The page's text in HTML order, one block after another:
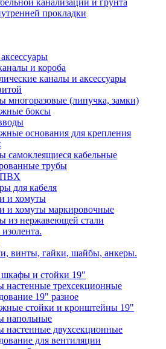
канализации и грунта
прокладки
и короба
каналы и аксессуары
многоразовые (липучка, замки)
боксы
основания для крепления
самоклеящиеся кабельные
трубы
ПВХ
для кабеля
и хомуты
и хомуты маркировочные
из нержавеющей стали
винты, гайки, шайбы, анкеры.
и стойки 19"
трехсекционные
19" разное
стойки и кронштейны 19"
напольные
двухсекционные
для вентиляции